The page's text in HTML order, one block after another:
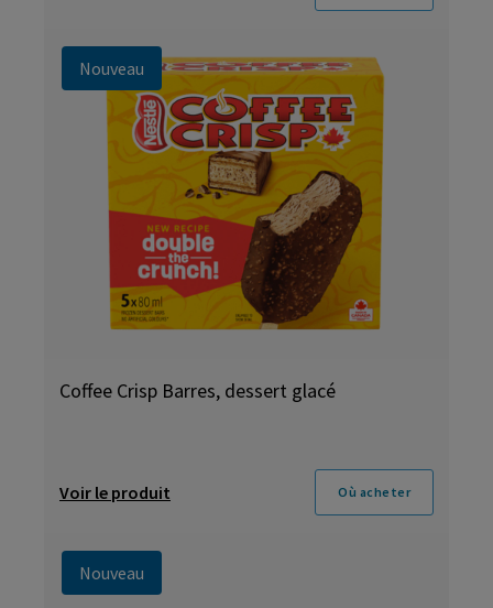
Nouveau
Coffee Crisp Barres, dessert glacé
Voir le produit Où acheter
Nouveau